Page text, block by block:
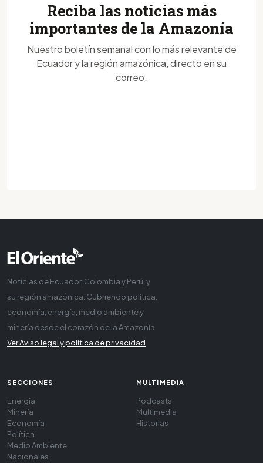
Reciba las noticias más
importantes de la Amazonía
Nuestro boletín semanal con lo más relevante de
Ecuador y la región amazónica, directo en su
correo.
Noticias de Ecuador, Colombia y Perú, y
su región amazónica. Cubriendo política,
economía, energía, medio ambiente y
minería desde el corazón de la Amazonía
Ver Aviso legal y política de privacidad
SECCIONES
Energía
Minería
Economía
Política
Medio Ambiente
Nacionales
MULTIMEDIA
Podcasts
Multimedia
Historias